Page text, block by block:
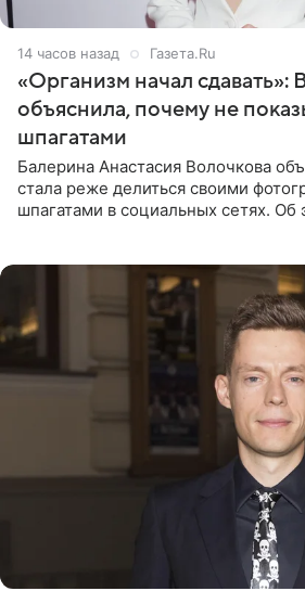
14 часов назад Газета.Ru
«Организм начал сдавать»:
объяснила, почему не
шпагатами
Балерина Анастасия Волочкова
стала реже делиться своими
шпагатами в социальных сетях. Об